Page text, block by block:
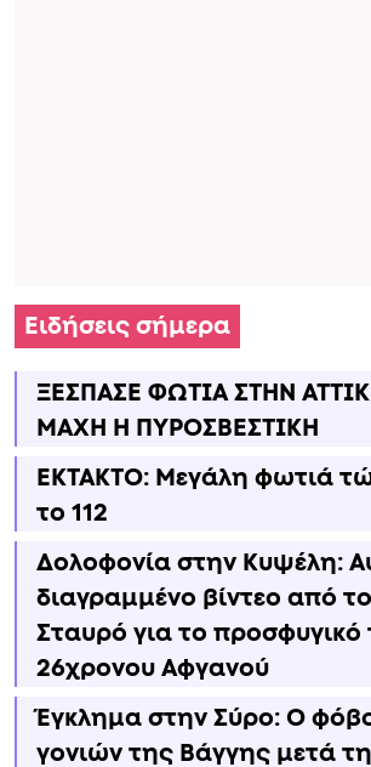
Ειδήσεις σήμερα
ΞΕΣΠΑΣΕ ΦΩΤΙΑ ΣΤΗΝ
ΜΑΧΗ Η ΠΥΡΟΣΒΕΣΤΙΚΗ
ΕΚΤΑΚΤΟ: Μεγάλη φωτιά
το 112
Δολοφονία στην Κυψέλη:
διαγραμμένο βίντεο από
Σταυρό για το προσφυγικό
26χρονου Αφγανού
Έγκλημα στην Σύρο: Ο
γονιών της Βάγγης μετά